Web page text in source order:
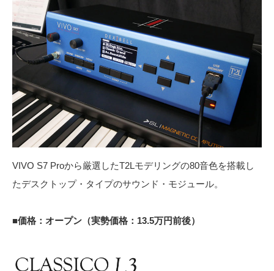
VIVO S7 Proから厳選したT2Lモデリングの80音色を搭載し
たデスクトップ・タイプのサウンド・モジュール。
■価格：オープン（実勢価格：13.5万円前後）